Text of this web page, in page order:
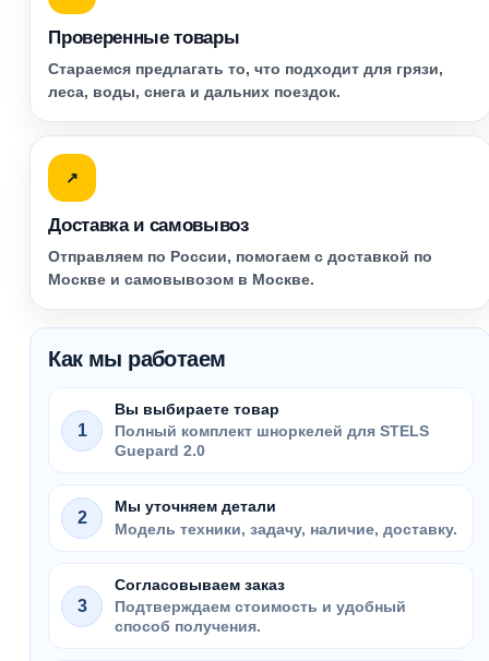
Проверенные товары
Стараемся предлагать то, что подходит для грязи,
леса, воды, снега и дальних поездок.
↗
Доставка и самовывоз
Отправляем по России, помогаем с доставкой по
Москве и самовывозом в Москве.
Как мы работаем
1
Вы выбираете товар
Полный комплект шноркелей для STELS
Guepard 2.0
2
Мы уточняем детали
Модель техники, задачу, наличие, доставку.
3
Согласовываем заказ
Подтверждаем стоимость и удобный
способ получения.